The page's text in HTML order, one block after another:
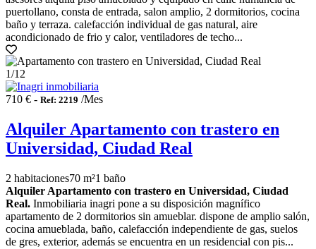
puertollano, consta de entrada, salon amplio, 2 dormitorios, cocina
baño y terraza. calefacción individual de gas natural, aire
acondicionado de frio y calor, ventiladores de techo...
1/12
710 € - Ref: 2219 /Mes
Alquiler Apartamento con trastero en
Universidad, Ciudad Real
2 habitaciones70 m²1 baño
Alquiler Apartamento con trastero en Universidad, Ciudad
Real. Inmobiliaria inagri pone a su disposición magnífico
apartamento de 2 dormitorios sin amueblar. dispone de amplio salón,
cocina amueblada, baño, calefacción independiente de gas, suelos
de gres, exterior, además se encuentra en un residencial con pis...